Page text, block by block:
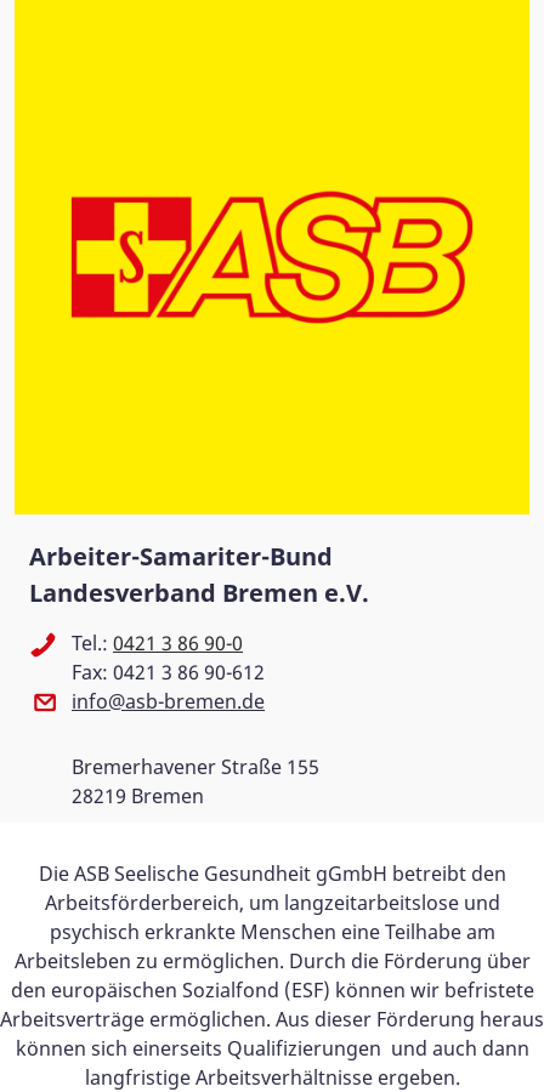
Arbeiter-Samariter-Bund
Landesverband Bremen e.V.
Tel.: 0421 3 86 90-0
Fax: 0421 3 86 90-612
info@asb-bremen.de
Bremerhavener Straße 155
28219 Bremen
Die ASB Seelische Gesundheit gGmbH betreibt den
Arbeitsförderbereich, um langzeitarbeitslose und
psychisch erkrankte Menschen eine Teilhabe am
Arbeitsleben zu ermöglichen. Durch die Förderung über
den europäischen Sozialfond (ESF) können wir befristete
Arbeitsverträge ermöglichen. Aus dieser Förderung heraus
können sich einerseits Qualifizierungen und auch dann
langfristige Arbeitsverhältnisse ergeben.